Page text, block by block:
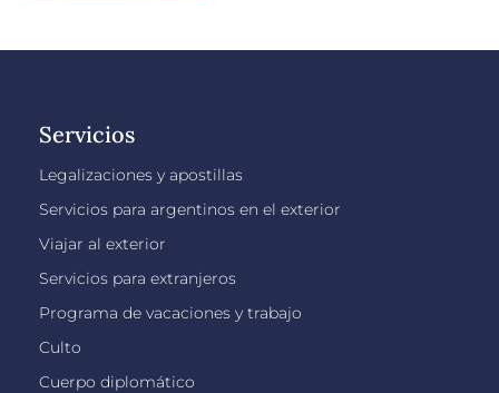
Servicios
Legalizaciones y apostillas
Servicios para argentinos en el exterior
Viajar al exterior
Servicios para extranjeros
Programa de vacaciones y trabajo
Culto
Cuerpo diplomático